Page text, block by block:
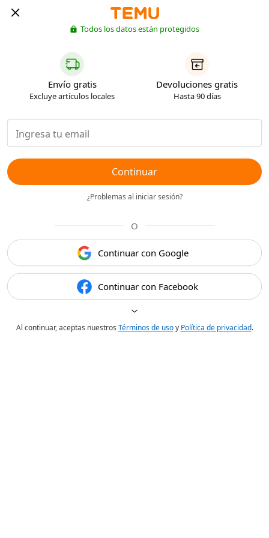
Todos los datos están protegidos
Envío gratis
Excluye artículos locales
Devoluciones gratis
Hasta 90 días
Continuar
¿Problemas al iniciar sesión?
O
Continuar con Google
Continuar con Facebook
Al continuar, aceptas nuestros Términos de usoy Política de privacidad.